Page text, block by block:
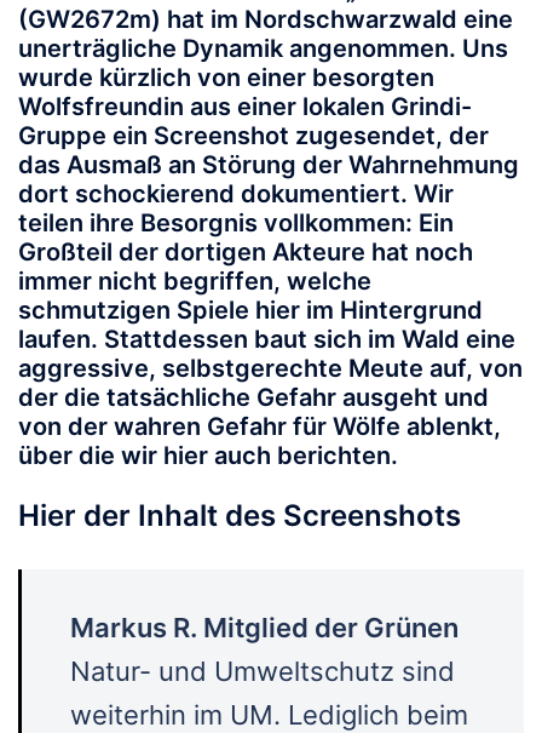
(GW2672m) hat im Nordschwarzwald eine
unerträgliche Dynamik angenommen. Uns
wurde kürzlich von einer besorgten
Wolfsfreundin aus einer lokalen Grindi-
Gruppe ein Screenshot zugesendet, der
das Ausmaß an Störung der Wahrnehmung
dort schockierend dokumentiert. Wir
teilen ihre Besorgnis vollkommen: Ein
Großteil der dortigen Akteure hat noch
immer nicht begriffen, welche
schmutzigen Spiele hier im Hintergrund
laufen. Stattdessen baut sich im Wald eine
aggressive, selbstgerechte Meute auf, von
der die tatsächliche Gefahr ausgeht und
von der wahren Gefahr für Wölfe ablenkt,
über die wir hier auch berichten.
Hier der Inhalt des Screenshots
Markus R. Mitglied der Grünen
Natur- und Umweltschutz sind
weiterhin im UM. Lediglich beim